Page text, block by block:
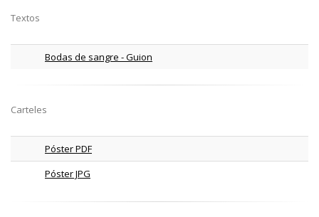
Textos
Bodas de sangre - Guion
Carteles
Póster PDF
Póster JPG